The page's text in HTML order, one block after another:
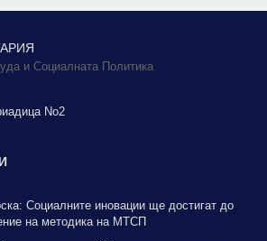
и Социалната Политика
No2
Социалните иновации ще достигат до
на методика на МТСП